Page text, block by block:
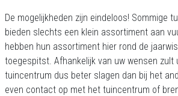
De mogelijkheden zijn eindeloos! Sommige
bieden slechts een klein assortiment aan
hebben hun assortiment hier rond de
toegespitst. Afhankelijk van uw wensen zult
tuincentrum dus beter slagen dan bij het
even contact op met het tuincentrum of